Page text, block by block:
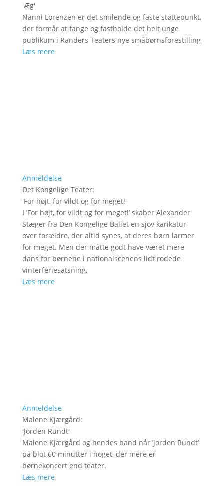
'Æg'
Nanni Lorenzen er det smilende og faste støttepunkt,
der formår at fange og fastholde det helt unge
publikum i Randers Teaters nye småbørnsforestilling
Læs mere
Anmeldelse
Det Kongelige Teater:
'For højt, for vildt og for meget!'
I ’For højt, for vildt og for meget!’ skaber Alexander
Stæger fra Den Kongelige Ballet en sjov karikatur
over forældre, der altid synes, at deres børn larmer
for meget. Men der måtte godt have været mere
dans for børnene i nationalscenens lidt rodede
vinterferiesatsning.
Læs mere
Anmeldelse
Malene Kjærgård:
'Jorden Rundt'
Malene Kjærgård og hendes band når ’Jorden Rundt’
på blot 60 minutter i noget, der mere er
børnekoncert end teater.
Læs mere